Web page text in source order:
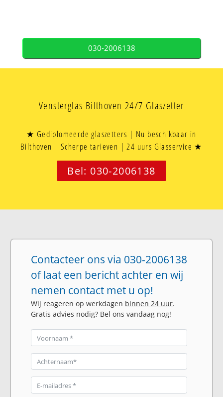
030-2006138
Vensterglas Bilthoven 24/7 Glaszetter
★ Gediplomeerde glaszetters | Nu beschikbaar in
Bilthoven | Scherpe tarieven | 24 uurs Glasservice ★
Bel: 030-2006138
Contacteer ons via 030-2006138
of laat een bericht achter en wij
nemen contact met u op!
Wij reageren op werkdagen binnen 24 uur.
Gratis advies nodig? Bel ons vandaag nog!